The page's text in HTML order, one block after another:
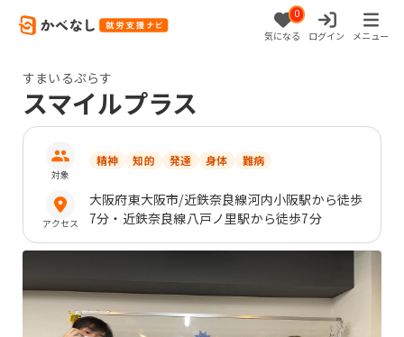
0
気になる ログイン メニュー
すまいるぷらす
スマイルプラス
対象
精神 知的 発達 身体 難病
アクセス
大阪府東大阪市/近鉄奈良線河内小阪駅から徒歩
7分・近鉄奈良線八戸ノ里駅から徒歩7分